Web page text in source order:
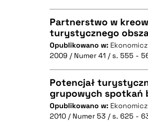
BIBTEX
CZYSTY TEKST
BIBTEX
Partnerstwo w
turystycznego
Opublikowano w:
2009 / Numer 41 / s. 555 -
CZYSTY TEKST
Potencjał
grupowych spotkań
Opublikowano w:
2010 / Numer 53 / s. 625 -